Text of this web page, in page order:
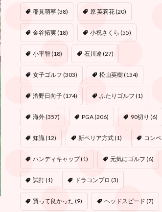
稲見萌寧(38) 原 英莉花(20)
金谷拓実(18) 小祝さくら (55)
小平智(18) 石川遼 (27)
女子ゴルフ (303) 松山英樹(154)
渋野日向子(174) ふたりゴルフ (1)
海外(357) PGA(206) 90切り (6)
知識(12) 新ペリア方式(1) コンペ
ハンディキャップ(1) 元気にゴルフ (6)
試打(1) ドラコンプロ (3)
買って良かった (9) ヘッドスピード (7)